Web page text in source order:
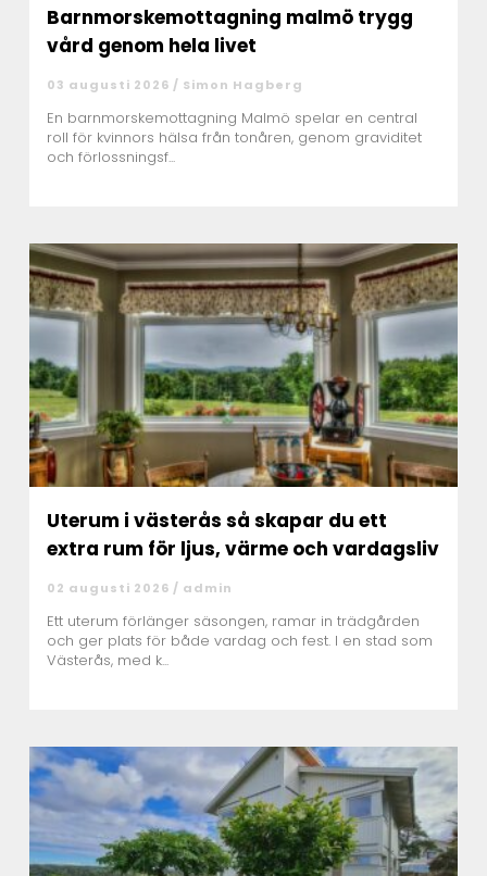
Barnmorskemottagning malmö trygg
vård genom hela livet
03 augusti 2026 / Simon Hagberg
En barnmorskemottagning Malmö spelar en central
roll för kvinnors hälsa från tonåren, genom graviditet
och förlossningsf...
Uterum i västerås så skapar du ett
extra rum för ljus, värme och vardagsliv
02 augusti 2026 / admin
Ett uterum förlänger säsongen, ramar in trädgården
och ger plats för både vardag och fest. I en stad som
Västerås, med k...